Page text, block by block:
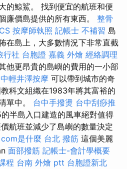
的鯨鯊。 找到便宜的航班和便
廉價島提供的所有東西。 整骨
按摩師執照 記帳士 不補習 島
在島上，大多數情況下非常直截
行社 台胞證 嘉義 外燴 經絡調理
他更昂貴的島嶼的費用的一小部
輕井澤按摩 可以帶到城市的奇
科文組織在1983年將其富裕的
單中。 台中手撥燙 台中刮痧推
半島入口建造的風車絕對值得
航班並減少了島嶼的數量決定
com是什麼 台北 撥筋 這個美麗
面部撥筋 記帳士-會計學概要
程 台南 外燴 ptt 台胞證新北